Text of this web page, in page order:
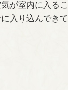
が室内に入る
入り込んでき